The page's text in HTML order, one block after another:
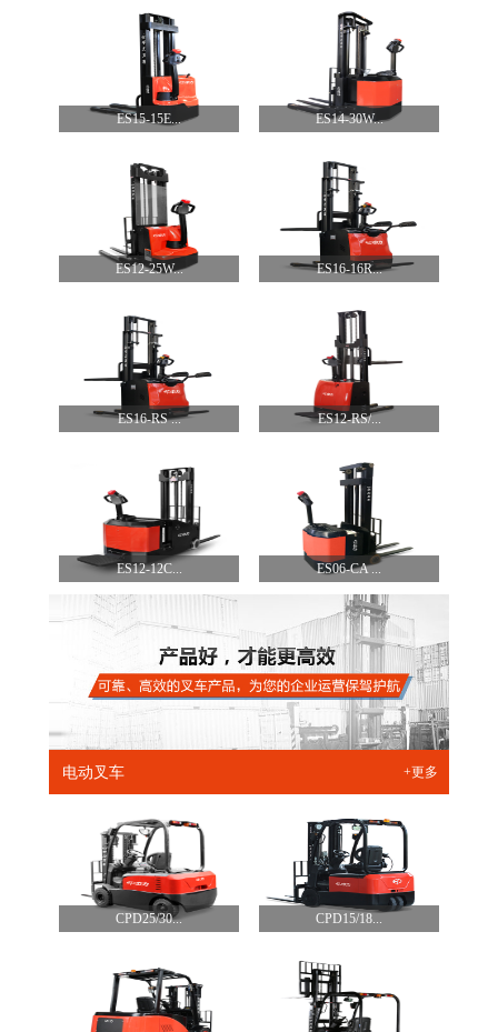
ES15-15E... ES14-30W...
ES12-25W... ES16-16R...
ES16-RS ... ES12-RS/...
ES12-12C... ES06-CA ...
电动叉车 +更多
CPD25/30... CPD15/18...